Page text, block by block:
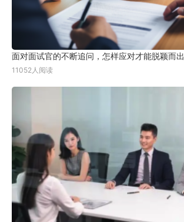
面对面试官的不断追问，怎样应对才能脱颖而出
11052人阅读